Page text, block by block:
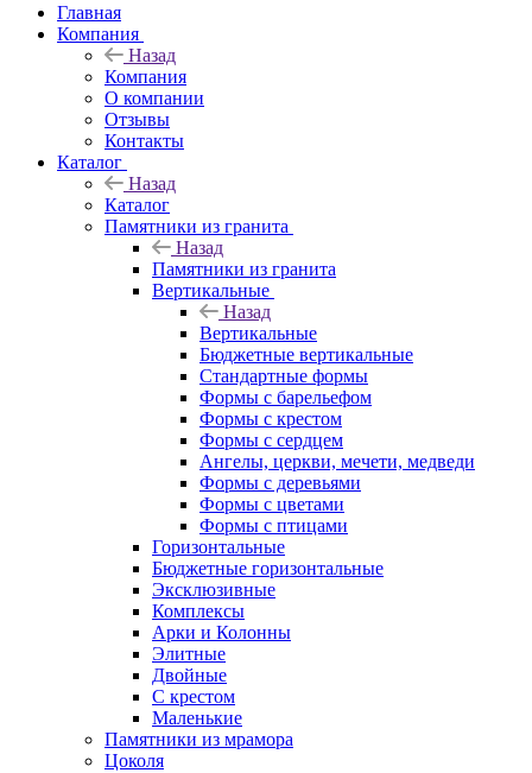
Главная
Компания
Назад
Компания
О компании
Отзывы
Контакты
Каталог
Назад
Каталог
Памятники из гранита
Назад
Памятники из гранита
Вертикальные
Назад
Вертикальные
Бюджетные вертикальные
Стандартные формы
Формы с барельефом
Формы с крестом
Формы с сердцем
Ангелы, церкви, мечети, медведи
Формы с деревьями
Формы с цветами
Формы с птицами
Горизонтальные
Бюджетные горизонтальные
Эксклюзивные
Комплексы
Арки и Колонны
Элитные
Двойные
С крестом
Маленькие
Памятники из мрамора
Цоколя